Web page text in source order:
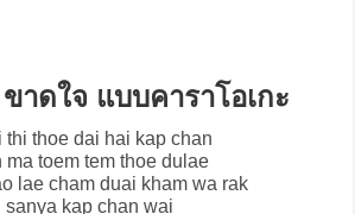
ขาดใจ แบบคาราโอเกะ
thi thoe dai hai kap chan
ma toem tem thoe dulae
lae cham duai kham wa rak
sanya kap chan wai